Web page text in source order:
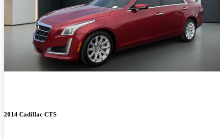
2014 Cadillac CTS